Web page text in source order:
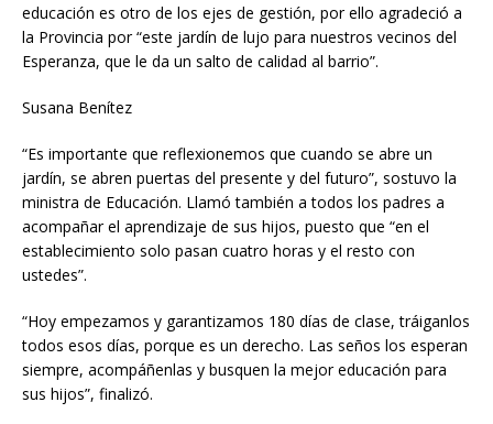
educación es otro de los ejes de gestión, por ello agradeció a
la Provincia por “este jardín de lujo para nuestros vecinos del
Esperanza, que le da un salto de calidad al barrio”.
Susana Benítez
“Es importante que reflexionemos que cuando se abre un
jardín, se abren puertas del presente y del futuro”, sostuvo la
ministra de Educación. Llamó también a todos los padres a
acompañar el aprendizaje de sus hijos, puesto que “en el
establecimiento solo pasan cuatro horas y el resto con
ustedes”.
“Hoy empezamos y garantizamos 180 días de clase, tráiganlos
todos esos días, porque es un derecho. Las seños los esperan
siempre, acompáñenlas y busquen la mejor educación para
sus hijos”, finalizó.